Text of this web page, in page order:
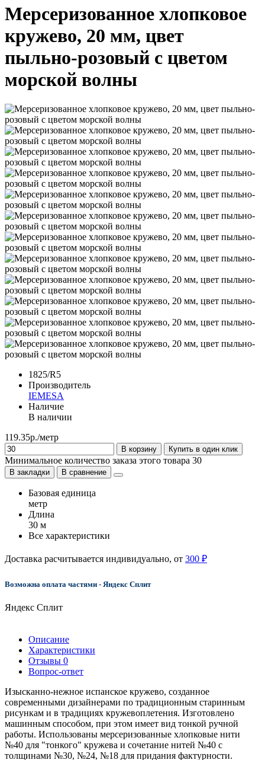
Мерсеризованное хлопковое
кружево, 20 мм, цвет
пыльно-розовый с цветом
морской волны
1825/R5
Производитель
IEMESA
Наличие
В наличии
119.35р./метр
В корзину Купить в один клик
Минимальное количество заказа этого товара 30
В закладки В сравнение
Базовая единица
метр
Длина
30 м
Все характеристики
Доставка расчитывается индивидуально, от 300 ₽
Возможна оплата частями - Яндекс Сплит
Яндекс Сплит
Описание
Характеристики
Отзывы 0
Вопрос-ответ
Изысканно-нежное испанское кружево, созданное
современными дизайнерами по традиционным старинным
рисункам и в традициях кружевоплетения. Изготовлено
машинным способом, при этом имеет вид тонкой ручной
работы. Использованы мерсеризованные хлопковые нити
№40 для "тонкого" кружева и сочетание нитей №40 с
толщинами №30, №24, №18 для придания фактурности.